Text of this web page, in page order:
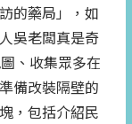
的藥局」，如
吳老闆真是奇
、收集眾多在
備改裝隔壁的
，包括介紹民